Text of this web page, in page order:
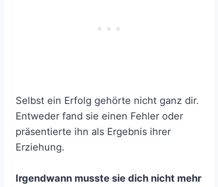
Selbst ein Erfolg gehörte nicht ganz dir.
Entweder fand sie einen Fehler oder
präsentierte ihn als Ergebnis ihrer
Erziehung.
Irgendwann musste sie dich nicht mehr